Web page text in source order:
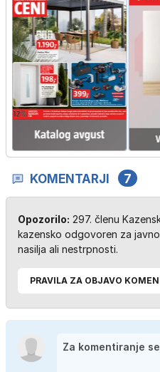
KOMENTARJI 7
Opozorilo: 297. členu
kazensko odgovoren za
nasilja ali nestrpnosti.
PRAVILA ZA OBJAVO